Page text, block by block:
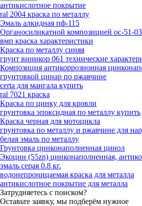
антикислотное покрытие
ral 2004 краска по металлу
Эмаль алкидная пф-115
Органосиликатной композицией ос-51-03
вмп краска характеристики
Краска по металлу синяя
грунт виникор 061 технические
Композиция антикоррозионная
грунтовкой цинар по ржавчине
certa для мангала купить
ral 7021 краска
Краска по цинку для кровли
грунтовка эпоксидная по металлу купить
Краска черная для мотоцикла
грунтовка по металлу и ржавчине для
белая эмаль по металлу
Грунтовка цинконаполненная цинол
Экоцин (55zn) цинконаполненная,
эмаль серая 0.8 кг.
водонепроницаемая краска для металла
антикислотное покрытие для металла
Затрудняетесь с поиском?
Оставьте заявку, мы подберём нужное